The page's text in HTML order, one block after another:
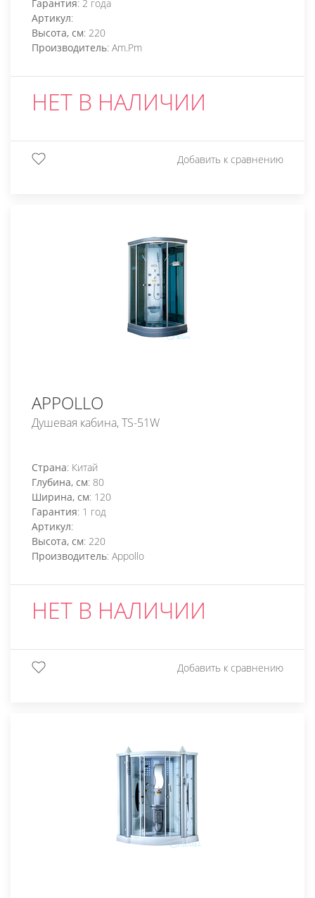
Гарантия: 2 года
Артикул:
Высота, см: 220
Производитель: Am.Pm
НЕТ В НАЛИЧИИ
Добавить к сравнению
APPOLLO
Душевая кабина, TS-51W
Страна: Китай
Глубина, см: 80
Ширина, см: 120
Гарантия: 1 год
Артикул:
Высота, см: 220
Производитель: Appollo
НЕТ В НАЛИЧИИ
Добавить к сравнению